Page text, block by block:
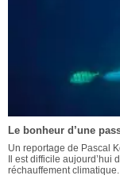
Le bonheur d’une
Un reportage de Pascal
Il est difficile aujourd’hui
réchauffement